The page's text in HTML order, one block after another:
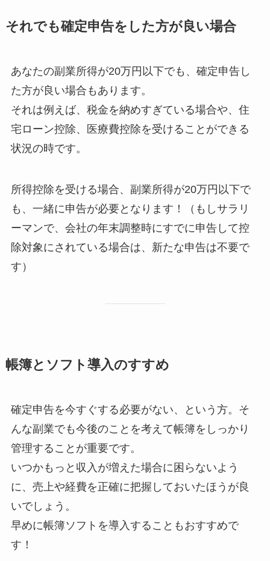
それでも確定申告をした方が良い場合
あなたの副業所得が20万円以下でも、確定申告し
た方が良い場合もあります。
それは例えば、税金を納めすぎている場合や、住
宅ローン控除、医療費控除を受けることができる
状況の時です。
所得控除を受ける場合、副業所得が20万円以下で
も、一緒に申告が必要となります！（もしサラリ
ーマンで、会社の年末調整時にすでに申告して控
除対象にされている場合は、新たな申告は不要で
す）
帳簿とソフト導入のすすめ
確定申告を今すぐする必要がない、という方。そ
んな副業でも今後のことを考えて帳簿をしっかり
管理することが重要です。
いつかもっと収入が増えた場合に困らないよう
に、売上や経費を正確に把握しておいたほうが良
いでしょう。
早めに帳簿ソフトを導入することもおすすめで
す！